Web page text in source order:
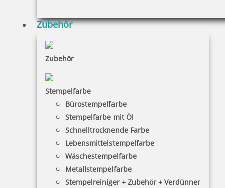
Zubehör
Zubehör
Stempelfarbe
Bürostempelfarbe
Stempelfarbe mit Öl
Schnelltrocknende Farbe
Lebensmittelstempelfarbe
Wäschestempelfarbe
Metallstempelfarbe
Stempelreiniger + Zubehör + Verdünner
inkl. 19 % Mwst.
Trodat Printy 4933 Textstempel 25 x 25 mm
26,35 €